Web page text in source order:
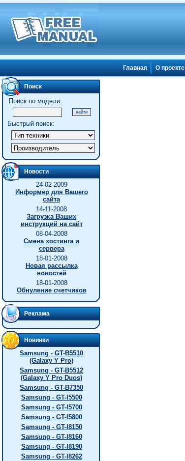
Главная О проекте
Поиск
Поиск по модели:
Быстрый поиск:
Новости
24-02-2009
Информер для Вашего
сайта
14-11-2008
Загрузка Ваших
инструкций на сайт
08-04-2008
Смена хостинга и
сервера
18-01-2008
Новая рассылка
новостей
18-01-2008
Обнуление счетчиков
Реклама
Новинки
Samsung - GT-B5510
(Galaxy Y Pro)
Samsung - GT-B5512
(Galaxy Y Pro Duos)
Samsung - GT-B7350
Samsung - GT-I5500
Samsung - GT-I5700
Samsung - GT-I5800
Samsung - GT-I8150
Samsung - GT-I8160
Samsung - GT-I8190
Samsung - GT-I8262